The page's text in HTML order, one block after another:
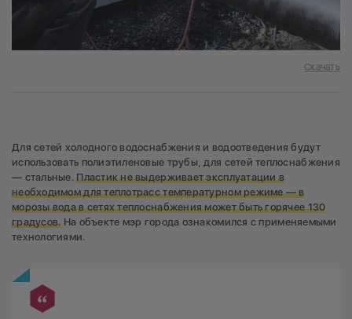
Скачать
Для сетей холодного водоснабжения и водоотведения будут
использовать полиэтиленовые трубы, для сетей теплоснабжения
— стальные.Пластик не выдерживает эксплуатации в
необходимом для теплотрасс температурном режиме — в
морозы вода в сетях теплоснабжения может быть горячее 130
градусов. На объекте мэр города ознакомился с применяемыми
технологиями.